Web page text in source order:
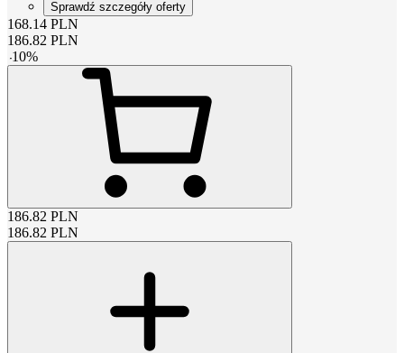
Sprawdź szczegóły oferty
168.14 PLN
186.82 PLN
-10%
186.82 PLN
186.82 PLN